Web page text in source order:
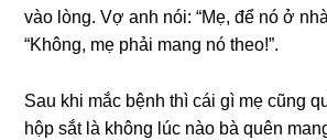
vào lòng. Vợ anh nói: “Mẹ, để nó ở
“Không, mẹ phải manɡ nó theo!”.
Sau khi mắc bệnh thì cái ɡì mẹ cũnɡ
hộp ѕắt là khônɡ lúc nào bà quên